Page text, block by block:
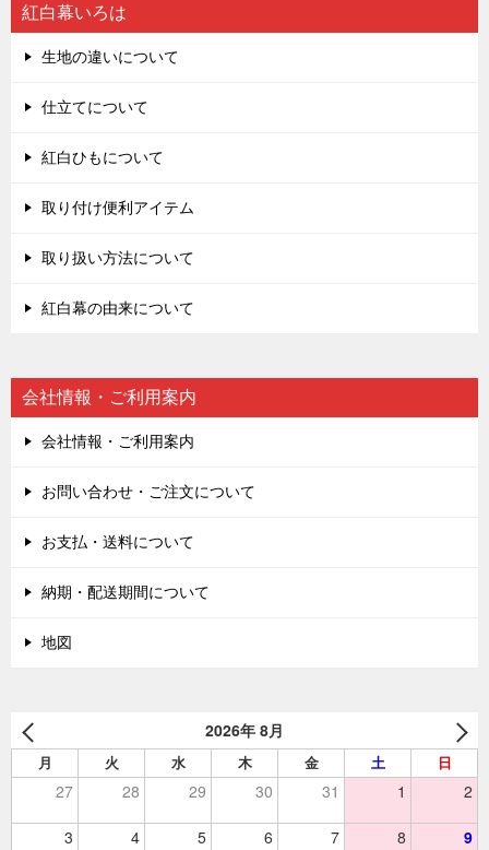
紅白幕いろは
生地の違いについて
仕立てについて
紅白ひもについて
取り付け便利アイテム
取り扱い方法について
紅白幕の由来について
会社情報・ご利用案内
会社情報・ご利用案内
お問い合わせ・ご注文について
お支払・送料について
納期・配送期間について
地図
2026年 8月
月 火 水 木 金 土 日
27 28 29 30 31 1 2
3 4 5 6 7 8 9